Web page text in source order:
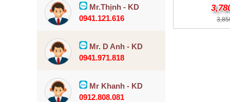
Mr.Thịnh - KD
0941.121.616
Mr. D Anh - KD
0941.971.818
Mr Khanh - KD
0912.808.081